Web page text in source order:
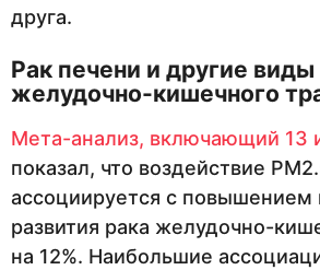
друга.
Рак печени и другие виды
желудочно-кишечного
Мета-анализ, включающий 13
показал, что воздействие
ассоциируется с повышением
развития рака желудочно-
на 12%. Наибольшие